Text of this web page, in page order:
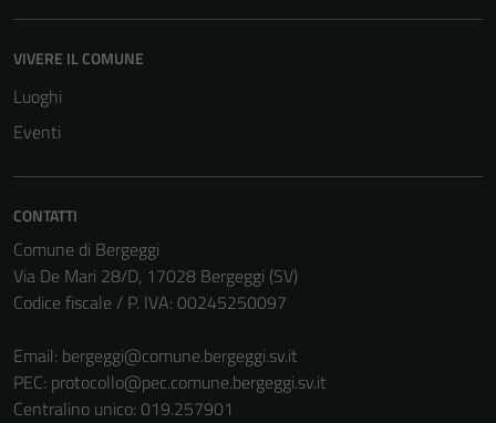
VIVERE IL COMUNE
Luoghi
Eventi
CONTATTI
Comune di Bergeggi
Via De Mari 28/D, 17028 Bergeggi (SV)
Codice fiscale / P. IVA: 00245250097
Email: bergeggi@comune.bergeggi.sv.it
PEC: protocollo@pec.comune.bergeggi.sv.it
Centralino unico: 019.257901